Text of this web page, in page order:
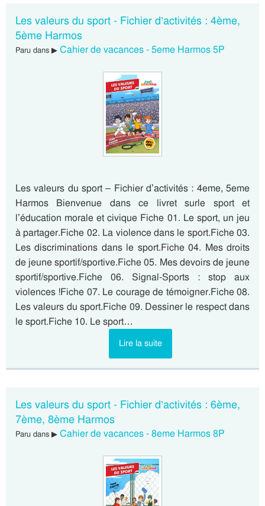
Les valeurs du sport - Fichier d’activités : 4ème,
5ème Harmos
Paru dans ▶ Cahier de vacances - 5eme Harmos 5P
Les valeurs du sport – Fichier d’activités : 4eme, 5eme
Harmos Bienvenue dans ce livret surle sport et
l’éducation morale et civique Fiche 01. Le sport, un jeu
à partager.Fiche 02. La violence dans le sport.Fiche 03.
Les discriminations dans le sport.Fiche 04. Mes droits
de jeune sportif/sportive.Fiche 05. Mes devoirs de jeune
sportif/sportive.Fiche 06. Signal-Sports : stop aux
violences !Fiche 07. Le courage de témoigner.Fiche 08.
Les valeurs du sport.Fiche 09. Dessiner le respect dans
le sport.Fiche 10. Le sport…
Lire la suite
Les valeurs du sport - Fichier d’activités : 6ème,
7ème, 8ème Harmos
Paru dans ▶ Cahier de vacances - 8eme Harmos 8P